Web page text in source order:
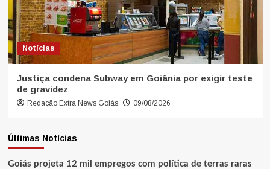
Notícias
Justiça condena Subway em Goiânia por exigir teste
de gravidez
Redação Extra News Goiás 09/08/2026
Últimas Notícias
Goiás projeta 12 mil empregos com política de terras raras